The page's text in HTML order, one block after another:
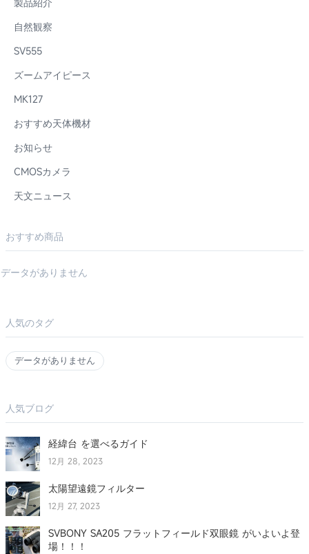
自然観察
SV555
ズームアイピース
MK127
おすすめ天体機材
お知らせ
CMOSカメラ
天文ニュース
おすすめ商品
データがありません
人気のタグ
データがありません
人気ブログ
経緯台 を選べるガイド
12月 28, 2023
太陽望遠鏡フィルター
12月 27, 2023
SVBONY SA205 フラットフィールド双眼鏡 がいよいよ登
場！！！